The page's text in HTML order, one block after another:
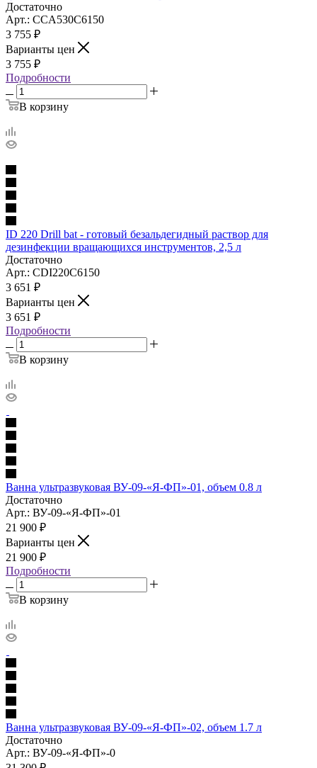
Достаточно
Арт.: CCA530C6150
3 755 ₽
Варианты цен
3 755 ₽
Подробности
В корзину
ID 220 Drill bat - готовый безальдегидный раствор для
дезинфекции вращающихся инструментов, 2,5 л
Достаточно
Арт.: CDI220C6150
3 651 ₽
Варианты цен
3 651 ₽
Подробности
В корзину
Ванна ультразвуковая ВУ-09-«Я-ФП»-01, объем 0.8 л
Достаточно
Арт.: ВУ-09-«Я-ФП»-01
21 900 ₽
Варианты цен
21 900 ₽
Подробности
В корзину
Ванна ультразвуковая ВУ-09-«Я-ФП»-02, объем 1.7 л
Достаточно
Арт.: ВУ-09-«Я-ФП»-0